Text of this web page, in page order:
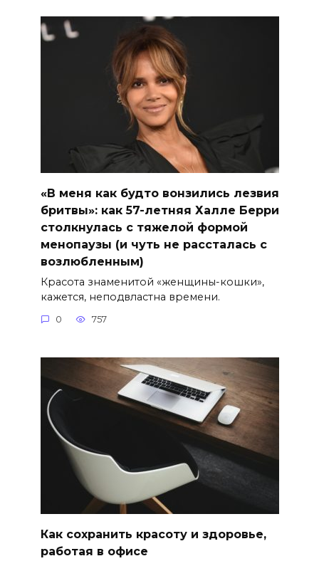
«В меня как будто вонзились лезвия
бритвы»: как 57-летняя Халле Берри
столкнулась с тяжелой формой
менопаузы (и чуть не рассталась с
возлюбленным)
Красота знаменитой «женщины-кошки»,
кажется, неподвластна времени.
0 757
Как сохранить красоту и здоровье,
работая в офисе